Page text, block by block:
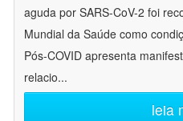
aguda por SARS-CoV-2 foi
Mundial da Saúde como
Pós-COVID apresenta
relacio...
leia